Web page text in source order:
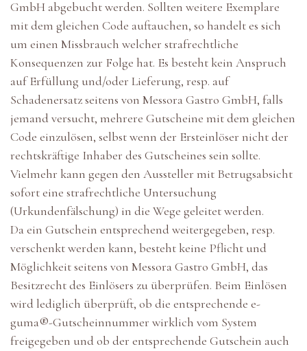
GmbH abgebucht werden. Sollten weitere Exemplare
mit dem gleichen Code auftauchen, so handelt es sich
um einen Missbrauch welcher strafrechtliche
Konsequenzen zur Folge hat. Es besteht kein Anspruch
auf Erfüllung und/oder Lieferung, resp. auf
Schadenersatz seitens von Messora Gastro GmbH, falls
jemand versucht, mehrere Gutscheine mit dem gleichen
Code einzulösen, selbst wenn der Ersteinlöser nicht der
rechtskräftige Inhaber des Gutscheines sein sollte.
Vielmehr kann gegen den Aussteller mit Betrugsabsicht
sofort eine strafrechtliche Untersuchung
(Urkundenfälschung) in die Wege geleitet werden.
Da ein Gutschein entsprechend weitergegeben, resp.
verschenkt werden kann, besteht keine Pflicht und
Möglichkeit seitens von Messora Gastro GmbH, das
Besitzrecht des Einlösers zu überprüfen. Beim Einlösen
wird lediglich überprüft, ob die entsprechende e-
guma®-Gutscheinnummer wirklich vom System
freigegeben und ob der entsprechende Gutschein auch